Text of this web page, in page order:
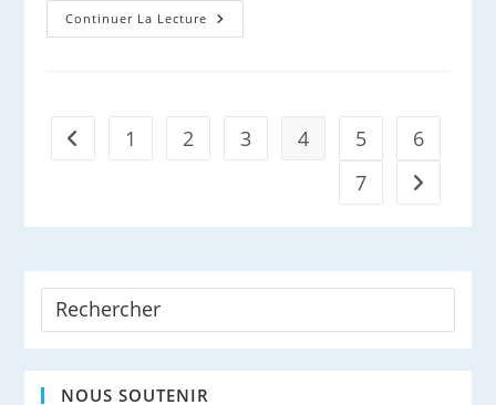
Continuer La Lecture Rencontres
Avec
Go to the previous page
1 2 3 4 5
6
7
Aller à la
NOUS SOUTENIR